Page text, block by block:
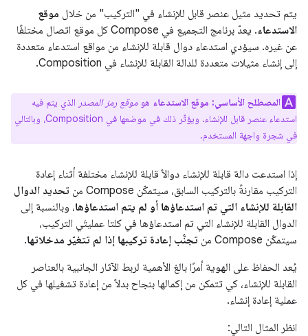
يتم تحديد مثيل عنصر قابل للإنشاء في "التركيب" من خلال موقع
الاستدعاء
. يعدّ برنامج التجميع في Compose كل موقع اتصال مختلفًا
عن غيره. سيؤدي استدعاء دوال قابلة للإنشاء من مواقع استدعاء متعددة
إلى إنشاء مثيلات متعددة للدالة القابلة للإنشاء في Composition.
المصطلح الأساسي: موقع الاستدعاء هوموقع رمز المصدر الذي يتم فيه
استدعاء عنصر قابل للإنشاء. ويؤثّر ذلك في موضعها في Composition، وبالتالي
في شجرة واجهة المستخدم.
إذا استدعت دالة قابلة للإنشاء دوالاً قابلة للإنشاء مختلفة أثناء إعادة
التركيب مقارنةً بالتركيب السابق، سيتمكّن Compose من
تحديد الدوال
القابلة للإنشاء التي تم استدعاؤها أو لم يتم استدعاؤها، وبالنسبة إلى
الدوال القابلة للإنشاء التي تم استدعاؤها في كلتا عمليتَي التركيب،
سيتمكّن Compose من
تجنُّب إعادة تركيبها إذا لم تتغيّر مدخلاتها.
يُعد الحفاظ على الهوية أمرًا بالغ الأهمية لربط الآثار الجانبية بالعناصر
القابلة للإنشاء، كي تتمكن من إكمالها بنجاح بدلاً من إعادة تشغيلها في كل
عملية إعادة إنشاء.
انظر المثال التالي: